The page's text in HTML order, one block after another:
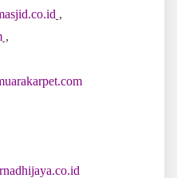
,
,